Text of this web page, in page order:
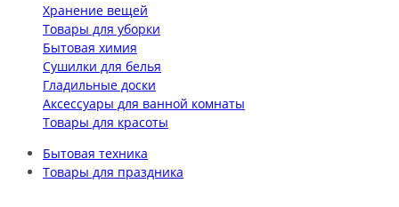
Хранение вещей
Товары для уборки
Бытовая химия
Сушилки для белья
Гладильные доски
Аксессуары для ванной комнаты
Товары для красоты
Бытовая техника
Товары для праздника